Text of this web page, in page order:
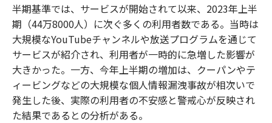
半期基準では、サービスが開始されて以来、2023年上半
期（44万8000人）に次ぐ多くの利用者数である。当時は
大規模なYouTubeチャンネルや放送プログラムを通じて
サービスが紹介され、利用者が一時的に急増した影響が
大きかった。一方、今年上半期の増加は、クーパンやテ
ィービングなどの大規模な個人情報漏洩事故が相次いで
発生した後、実際の利用者の不安感と警戒心が反映され
た結果であるとの分析がある。